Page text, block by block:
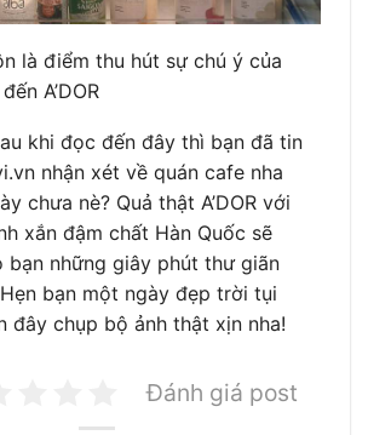
là điểm thu hút sự chú ý của
A’DOR
khi đọc đến đây thì bạn đã tin
nhận xét về quán cafe nha
chưa nè? Quả thật A’DOR với
xắn đậm chất Hàn Quốc sẽ
bạn những giây phút thư giãn
bạn một ngày đẹp trời tụi
đây chụp bộ ảnh thật xịn nha!
Đánh giá post